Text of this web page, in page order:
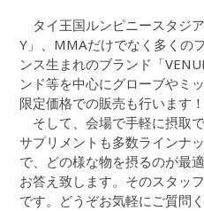
タイ王国ルンピニースタジ
Y」、MMAだけでなく多くの
ンス生まれのブランド「
ンド等を中心にグローブやミ
限定価格での販売も行います！
そして、会場で手軽に摂取
サプリメントも多数ラインナ
で、どの様な物を摂るのが最
お答え致します。そのスタッ
です。どうぞお気軽にご質問